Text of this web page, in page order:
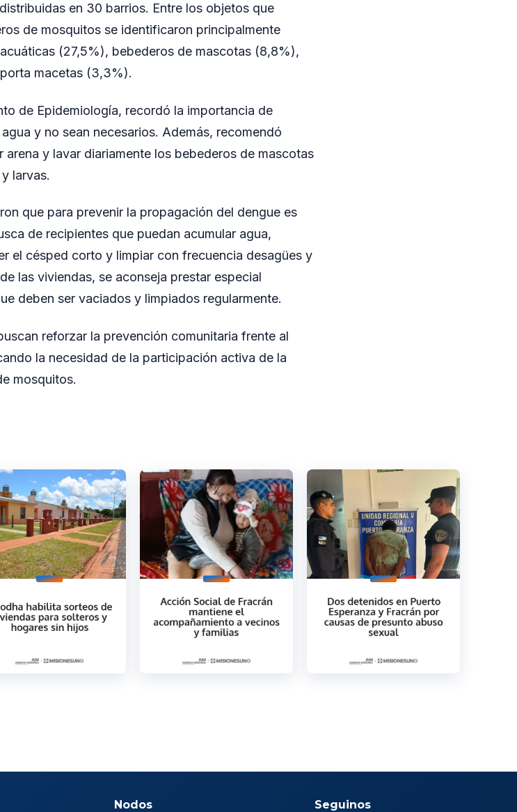
en 30 barrios. Entre los objetos que
de mosquitos se identificaron principalmente
(27,5%), bebederos de mascotas (8,8%),
macetas (3,3%).
de Epidemiología, recordó la importancia de
y no sean necesarios. Además, recomendó
y lavar diariamente los bebederos de mascotas
larvas.
que para prevenir la propagación del dengue es
de recipientes que puedan acumular agua,
el césped corto y limpiar con frecuencia desagües y
las viviendas, se aconseja prestar especial
deben ser vaciados y limpiados regularmente.
reforzar la prevención comunitaria frente al
la necesidad de la participación activa de la
mosquitos.
Nodos Seguinos